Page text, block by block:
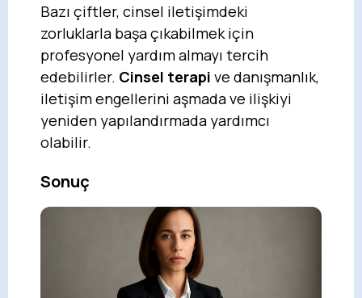
Bazı çiftler, cinsel iletişimdeki
zorluklarla başa çıkabilmek için
profesyonel yardım almayı tercih
edebilirler. Cinsel terapi ve danışmanlık,
iletişim engellerini aşmada ve ilişkiyi
yeniden yapılandırmada yardımcı
olabilir.
Sonuç